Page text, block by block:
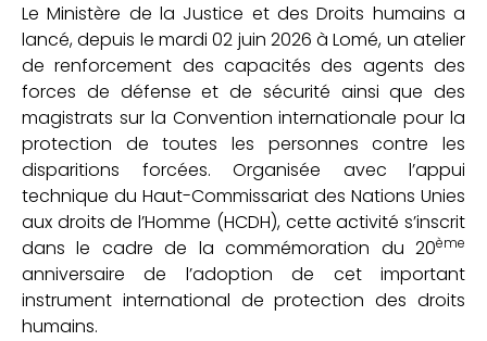
Le Ministère de la Justice et des Droits humains a
lancé, depuis le mardi 02 juin 2026 à Lomé, un atelier
de renforcement des capacités des agents des
forces de défense et de sécurité ainsi que des
magistrats sur la Convention internationale pour la
protection de toutes les personnes contre les
disparitions forcées. Organisée avec l’appui
technique du Haut-Commissariat des Nations Unies
aux droits de l’Homme (HCDH), cette activité s’inscrit
dans le cadre de la commémoration du 20ème
anniversaire de l’adoption de cet important
instrument international de protection des droits
humains.